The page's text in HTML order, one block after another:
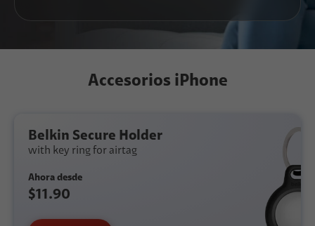
Accesorios iPhone
Belkin Secure Holder
with key ring for airtag
Ahora desde
$11.90